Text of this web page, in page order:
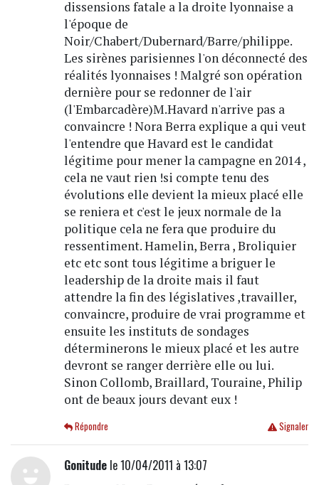
dissensions fatale a la droite lyonnaise a
l'époque de
Noir/Chabert/Dubernard/Barre/philippe.
Les sirènes parisiennes l'on déconnecté des
réalités lyonnaises ! Malgré son opération
dernière pour se redonner de l'air
(l'Embarcadère)M.Havard n'arrive pas a
convaincre ! Nora Berra explique a qui veut
l'entendre que Havard est le candidat
légitime pour mener la campagne en 2014 ,
cela ne vaut rien !si compte tenu des
évolutions elle devient la mieux placé elle
se reniera et c'est le jeux normale de la
politique cela ne fera que produire du
ressentiment. Hamelin, Berra , Broliquier
etc etc sont tous légitime a briguer le
leadership de la droite mais il faut
attendre la fin des législatives ,travailler,
convaincre, produire de vrai programme et
ensuite les instituts de sondages
déterminerons le mieux placé et les autre
devront se ranger derrière elle ou lui.
Sinon Collomb, Braillard, Touraine, Philip
ont de beaux jours devant eux !
Signaler
Répondre
Gonitudele 10/04/2011 à 13:07